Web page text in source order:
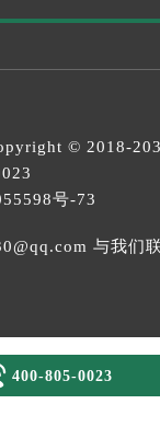
© 2018-
号-73
与我们
400-805-0023